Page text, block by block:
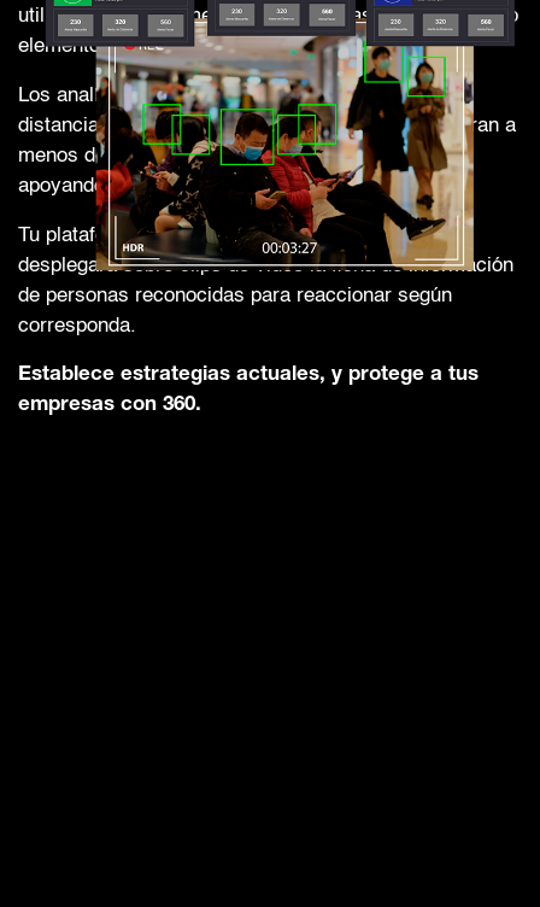
utilizando correctamente el cubrebocas o cualquier otro
elemento de protección.
Los analíticos cuentan con la detección de
distanciamiento social, identificando si se encuentran a
menos de 2 metros de distancia entre personas,
apoyando las estrategias de prevención.
Tu plataforma es tan inteligente que analizará y
desplegará sobre clips de video la ficha de información
de personas reconocidas para reaccionar según
corresponda.
Establece estrategias actuales, y protege a tus
empresas con 360.